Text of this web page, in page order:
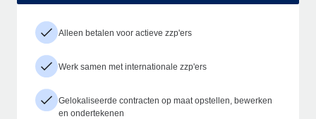
Alleen betalen voor actieve zzp'ers
Werk samen met internationale zzp'ers
Gelokaliseerde contracten op maat opstellen, bewerken
en ondertekenen